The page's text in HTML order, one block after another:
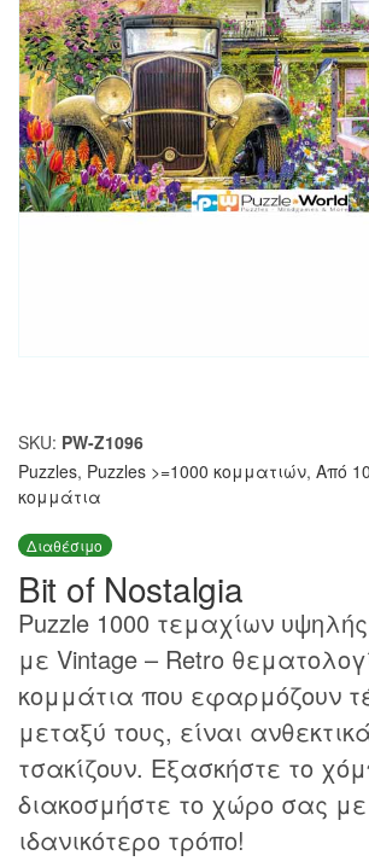
SKU: PW-Z1096
Puzzles, Puzzles >=1000 κομματιών, Από
κομμάτια
Διαθέσιμο
Bit of Nostalgia
Puzzle 1000 τεμαχίων
με Vintage – Retro
κομμάτια που εφαρμόζουν
μεταξύ τους, είναι
τσακίζουν. Εξασκήστε το
διακοσμήστε το χώρο σας
ιδανικότερο τρόπο!